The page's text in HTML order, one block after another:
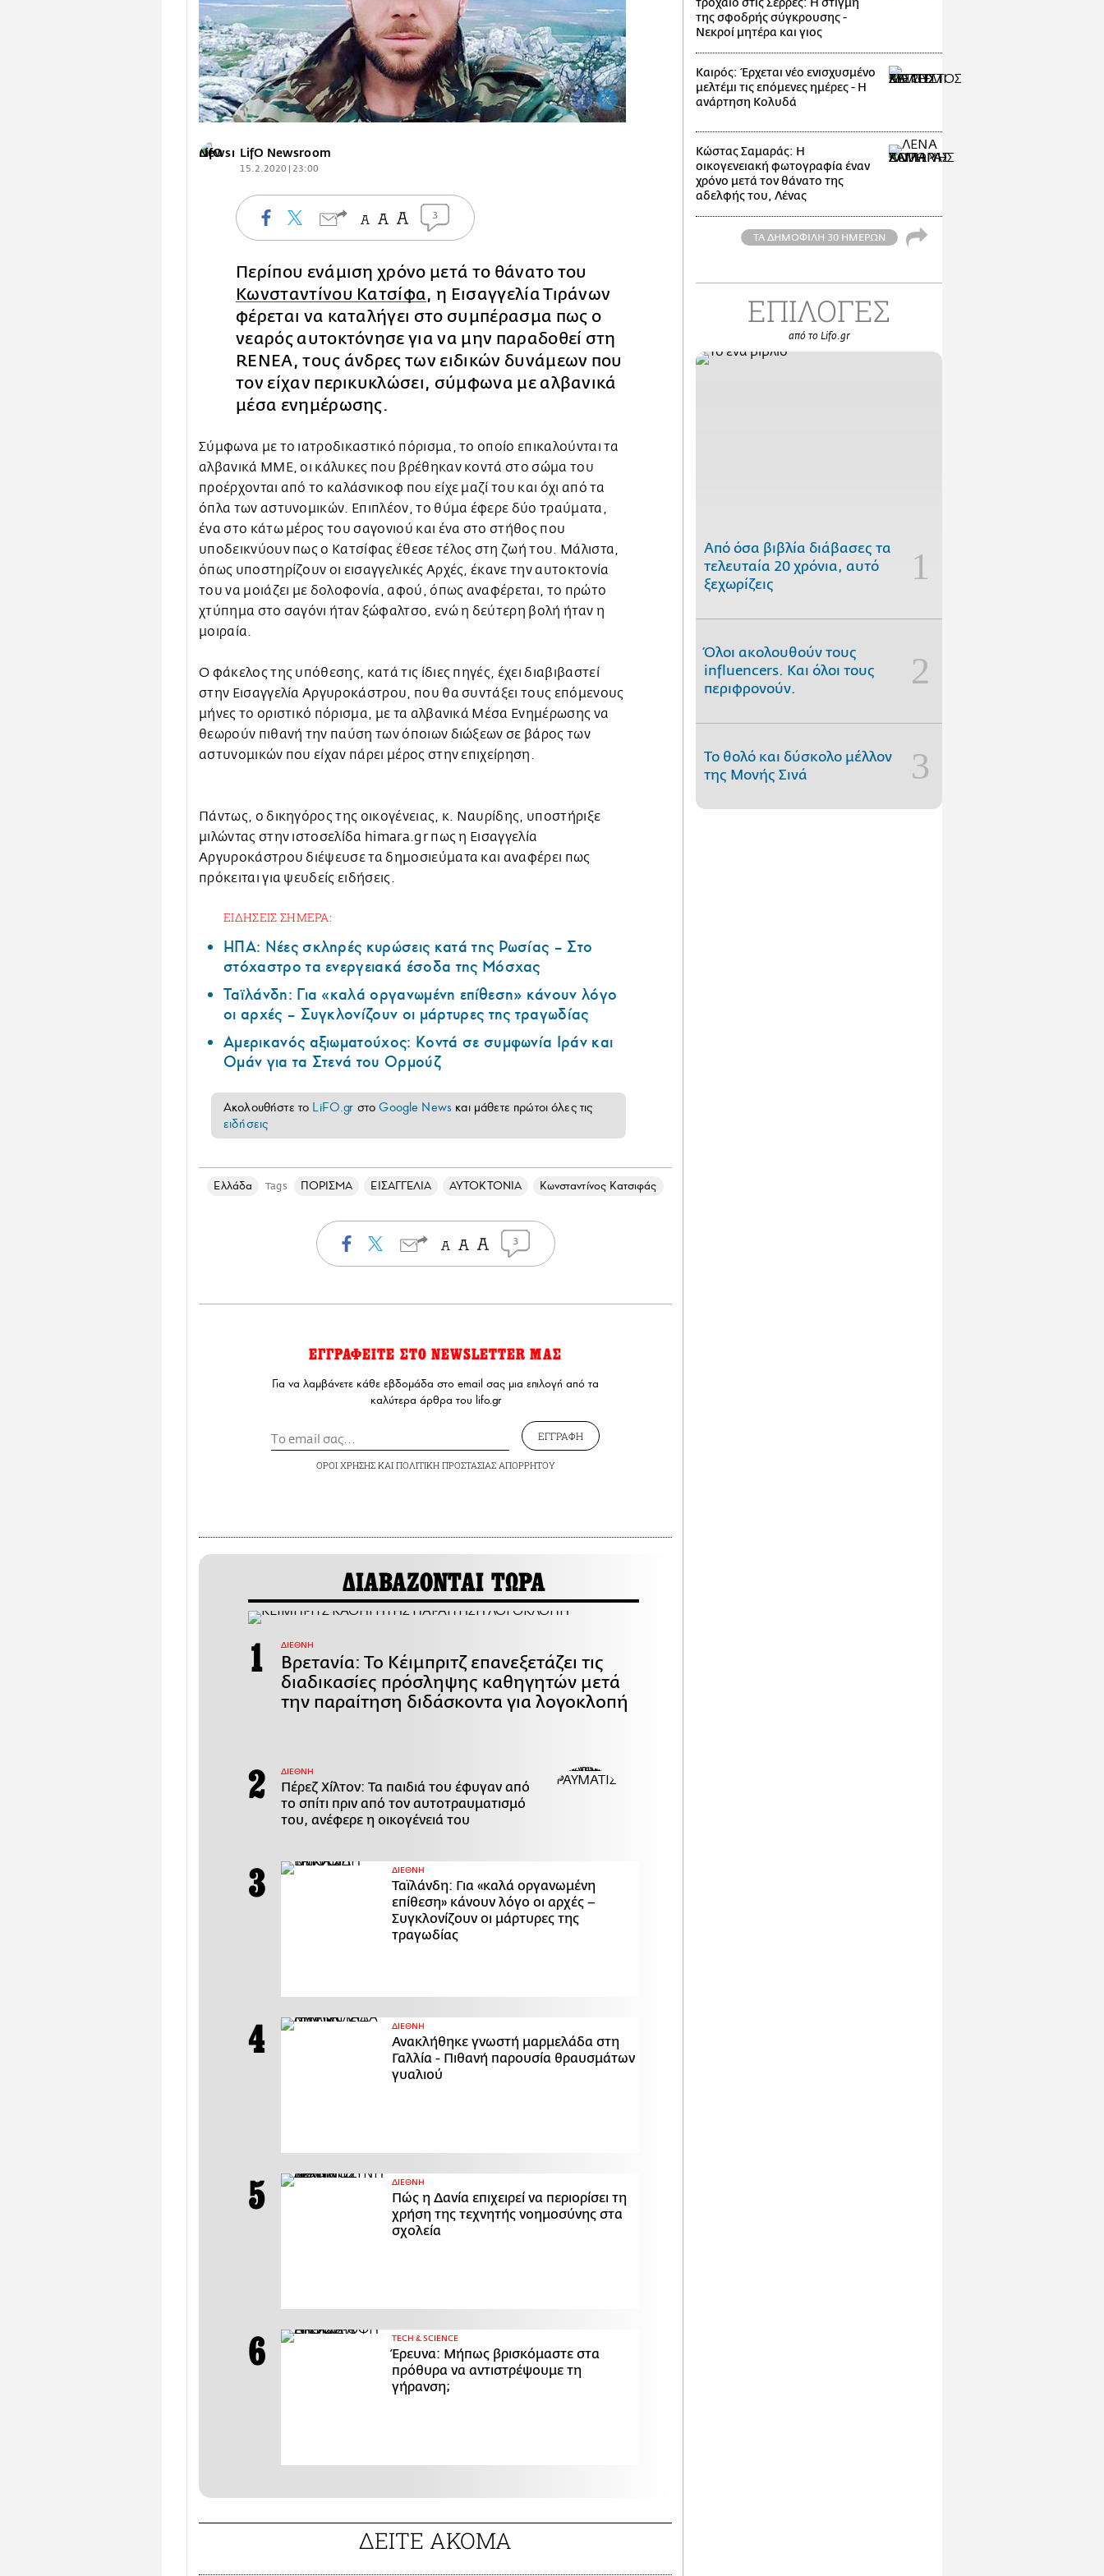
LifO Newsroom
15.2.2020 | 23:00
3
Περίπου ενάμιση χρόνο μετά το θάνατο του
Κωνσταντίνου Κατσίφα, η Εισαγγελία Τιράνων
φέρεται να καταλήγει στο συμπέρασμα πως ο
νεαρός αυτοκτόνησε για να μην παραδοθεί στη
RENEA, τους άνδρες των ειδικών δυνάμεων που
τον είχαν περικυκλώσει, σύμφωνα με αλβανικά
μέσα ενημέρωσης.
Σύμφωνα με το ιατροδικαστικό πόρισμα, το οποίο επικαλούνται τα
αλβανικά ΜΜΕ, οι κάλυκες που βρέθηκαν κοντά στο σώμα του
προέρχονται από το καλάσνικοφ που είχε μαζί του και όχι από τα
όπλα των αστυνομικών. Επιπλέον, το θύμα έφερε δύο τραύματα,
ένα στο κάτω μέρος του σαγονιού και ένα στο στήθος που
υποδεικνύουν πως ο Κατσίφας έθεσε τέλος στη ζωή του. Μάλιστα,
όπως υποστηρίζουν οι εισαγγελικές Αρχές, έκανε την αυτοκτονία
του να μοιάζει με δολοφονία, αφού, όπως αναφέρεται, το πρώτο
χτύπημα στο σαγόνι ήταν ξώφαλτσο, ενώ η δεύτερη βολή ήταν η
μοιραία.
Ο φάκελος της υπόθεσης, κατά τις ίδιες πηγές, έχει διαβιβαστεί
στην Εισαγγελία Αργυροκάστρου, που θα συντάξει τους επόμενους
μήνες το οριστικό πόρισμα, με τα αλβανικά Μέσα Ενημέρωσης να
θεωρούν πιθανή την παύση των όποιων διώξεων σε βάρος των
αστυνομικών που είχαν πάρει μέρος στην επιχείρηση.
Πάντως, ο δικηγόρος της οικογένειας, κ. Ναυρίδης, υποστήριξε
μιλώντας στην ιστοσελίδα himara.gr πως η Εισαγγελία
Αργυροκάστρου διέψευσε τα δημοσιεύματα και αναφέρει πως
πρόκειται για ψευδείς ειδήσεις.
ΕΙΔΗΣΕΙΣ ΣΗΜΕΡΑ:
ΗΠΑ: Nέες σκληρές κυρώσεις κατά της Ρωσίας – Στο
στόχαστρο τα ενεργειακά έσοδα της Μόσχας
Ταϊλάνδη: Για «καλά οργανωμένη επίθεση» κάνουν λόγο
οι αρχές – Συγκλονίζουν οι μάρτυρες της τραγωδίας
Αμερικανός αξιωματούχος: Κοντά σε συμφωνία Ιράν και
Ομάν για τα Στενά του Ορμούζ
Ακολουθήστε το LiFO.gr στοGoogle News και μάθετε πρώτοι όλες τις
ειδήσεις
Ελλάδα Tags ΠΟΡΙΣΜΑ ΕΙΣΑΓΓΕΛΙΑ ΑΥΤΟΚΤΟΝΙΑ Κωνσταντίνος Κατσιφάς
3
ΕΓΓΡΑΦΕΙΤΕ ΣΤΟ NEWSLETTER ΜΑΣ
Για να λαμβάνετε κάθε εβδομάδα στο email σας μια επιλογή από τα
καλύτερα άρθρα του lifo.gr
ΕΓΓΡΑΦΗ
ΟΡΟΙ ΧΡΗΣΗΣΚΑΙ ΠΟΛΙΤΙΚΗ ΠΡΟΣΤΑΣΙΑΣ ΑΠΟΡΡΗΤΟΥ
ΔΙΑΒΑΖΟΝΤΑΙ ΤΩΡΑ
ΔΙΕΘΝΗ
Βρετανία: Το Κέιμπριτζ επανεξετάζει τις
διαδικασίες πρόσληψης καθηγητών μετά
την παραίτηση διδάσκοντα για λογοκλοπή
ΔΙΕΘΝΗ
Πέρεζ Χίλτον: Τα παιδιά του έφυγαν από
το σπίτι πριν από τον αυτοτραυματισμό
του, ανέφερε η οικογένειά του
ΔΙΕΘΝΗ
Ταϊλάνδη: Για «καλά οργανωμένη
επίθεση» κάνουν λόγο οι αρχές –
Συγκλονίζουν οι μάρτυρες της
τραγωδίας
ΔΙΕΘΝΗ
Ανακλήθηκε γνωστή μαρμελάδα στη
Γαλλία - Πιθανή παρουσία θραυσμάτων
γυαλιού
ΔΙΕΘΝΗ
Πώς η Δανία επιχειρεί να περιορίσει τη
χρήση της τεχνητής νοημοσύνης στα
σχολεία
ΤECH & SCIENCE
Έρευνα: Μήπως βρισκόμαστε στα
πρόθυρα να αντιστρέψουμε τη
γήρανση;
ΔΕΙΤΕ ΑΚΟΜΑ
τροχαίο στις Σέρρες: Η στιγμή
της σφοδρής σύγκρουσης -
Νεκροί μητέρα και γιος
Καιρός: Έρχεται νέο ενισχυσμένο
μελτέμι τις επόμενες ημέρες - Η
ανάρτηση Κολυδά
Κώστας Σαμαράς: Η
οικογενειακή φωτογραφία έναν
χρόνο μετά τον θάνατο της
αδελφής του, Λένας
ΤΑ ΔΗΜΟΦΙΛΗ 30 ΗΜΕΡΩΝ
ΕΠΙΛΟΓΕΣ
από το Lifo.gr
Από όσα βιβλία διάβασες τα
τελευταία 20 χρόνια, αυτό
ξεχωρίζεις
Όλοι ακολουθούν τους
influencers. Και όλοι τους
περιφρονούν.
Το θολό και δύσκολο μέλλον
της Μονής Σινά